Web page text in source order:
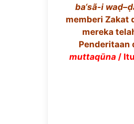
ba‘sã-i waḍ–ḍ
memberi Zakat
mereka
Penderitaan
muttaqūna /